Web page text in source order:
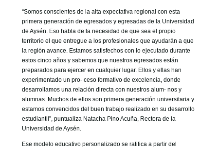
“Somos conscientes de la alta expectativa regional con esta
primera generación de egresados y egresadas de la Universidad
de Aysén. Eso habla de la necesidad de que sea el propio
territorio el que entregue a los profesionales que ayudarán a que
la región avance. Estamos satisfechos con lo ejecutado durante
estos cinco años y sabemos que nuestros egresados están
preparados para ejercer en cualquier lugar. Ellos y ellas han
experimentado un pro- ceso formativo de excelencia, donde
desarrollamos una relación directa con nuestros alum- nos y
alumnas. Muchos de ellos son primera generación universitaria y
estamos convencidos del buen trabajo realizado en su desarrollo
estudiantil”, puntualiza Natacha Pino Acuña, Rectora de la
Universidad de Aysén.
Ese modelo educativo personalizado se ratifica a partir del